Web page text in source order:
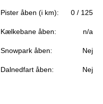
Pister åben (i km): 0 / 125
Kælkebane åben: n/a
Snowpark åben: Nej
Dalnedfart åben: Nej